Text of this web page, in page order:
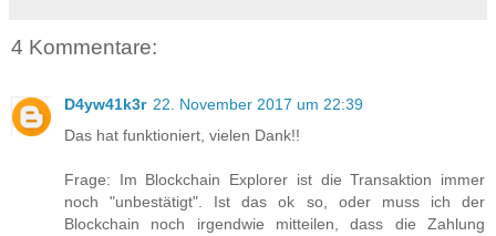
4 Kommentare:
D4yw41k3r 22. November 2017 um 22:39
Das hat funktioniert, vielen Dank!!
Frage: Im Blockchain Explorer ist die Transaktion immer
noch "unbestätigt". Ist das ok so, oder muss ich der
Blockchain noch irgendwie mitteilen, dass die Zahlung